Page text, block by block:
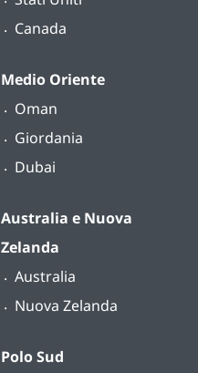
Canada
Medio Oriente
Oman
Giordania
Dubai
Australia e Nuova
Zelanda
Australia
Nuova Zelanda
Polo Sud